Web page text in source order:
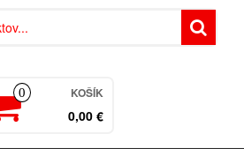
0 KOŠÍK
0,00 €